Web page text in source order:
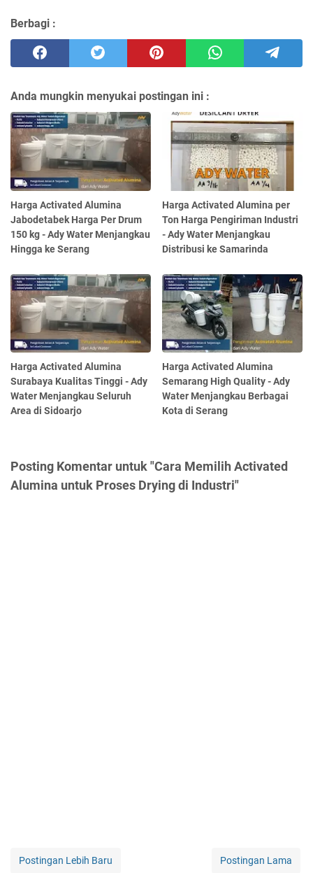
Berbagi :
Anda mungkin menyukai postingan ini :
Harga Activated Alumina
Jabodetabek Harga Per Drum
150 kg - Ady Water Menjangkau
Hingga ke Serang
Harga Activated Alumina per
Ton Harga Pengiriman Industri
- Ady Water Menjangkau
Distribusi ke Samarinda
Harga Activated Alumina
Surabaya Kualitas Tinggi - Ady
Water Menjangkau Seluruh
Area di Sidoarjo
Harga Activated Alumina
Semarang High Quality - Ady
Water Menjangkau Berbagai
Kota di Serang
Posting Komentar untuk "Cara Memilih Activated
Alumina untuk Proses Drying di Industri"
Postingan Lebih Baru Postingan Lama